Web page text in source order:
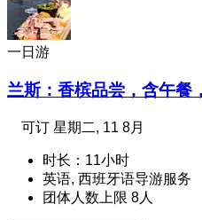
一日游
兰斯：香槟品尝，含午餐
可订 星期二, 11 8月
时长：11小时
英语, 西班牙语导游服务
团体人数上限 8人